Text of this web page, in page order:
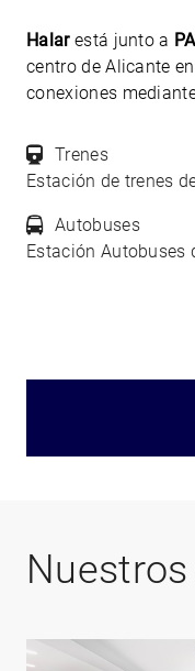
Halarestá junto a
centro de Alicante
conexiones
Trenes
Estación de trenes
Autobuses
Estación Autobuses